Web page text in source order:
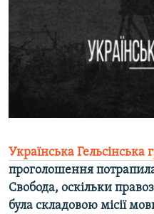
ДЕПОРТАЦІЯ
ВІДЕОУРОКИ «ELIFBE»
СВІДЧЕННЯ ОКУПАЦІЇ
УКРАЇНСЬКА ПРОБЛЕМА КРИМУ
ЯК ОБІЙТИ БЛОКУВАННЯ
Русский
Усі сайти RFE/RL
Українська Гельсінська
проголошення
Свобода, оскільки
була складовою місії